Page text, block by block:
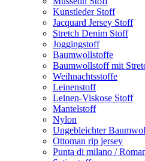
Kunstleder Stoff
Jacquard Jersey Stoff
Stretch Denim Stoff
Joggingstoff
Baumwollstoffe
Baumwollstoff mit
Weihnachtsstoffe
Leinenstoff
Leinen-Viskose Stoff
Mantelstoff
Nylon
Ungebleichter
Ottoman rip jersey
Punta di milano /